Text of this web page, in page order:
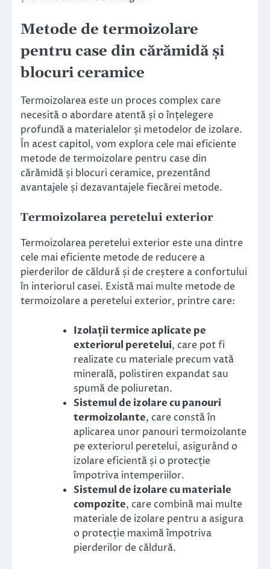
Metode de termoizolare
pentru case din cărămidă și
blocuri ceramice
Termoizolarea este un proces complex care
necesită o abordare atentă și o înțelegere
profundă a materialelor și metodelor de izolare.
În acest capitol, vom explora cele mai eficiente
metode de termoizolare pentru case din
cărămidă și blocuri ceramice, prezentând
avantajele și dezavantajele fiecărei metode.
Termoizolarea peretelui exterior
Termoizolarea peretelui exterior este una dintre
cele mai eficiente metode de reducere a
pierderilor de căldură și de creștere a confortului
în interiorul casei. Există mai multe metode de
termoizolare a peretelui exterior, printre care:
Izolații termice aplicate pe
exteriorul peretelui, care pot fi
realizate cu materiale precum vată
minerală, polistiren expandat sau
spumă de poliuretan.
Sistemul de izolare cu panouri
termoizolante, care constă în
aplicarea unor panouri termoizolante
pe exteriorul peretelui, asigurând o
izolare eficientă și o protecție
împotriva intemperiilor.
Sistemul de izolare cu materiale
compozite, care combină mai multe
materiale de izolare pentru a asigura
o protecție maximă împotriva
pierderilor de căldură.